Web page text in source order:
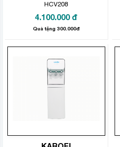
HCV208
4.100.000 đ
Quà tặng 300.000đ